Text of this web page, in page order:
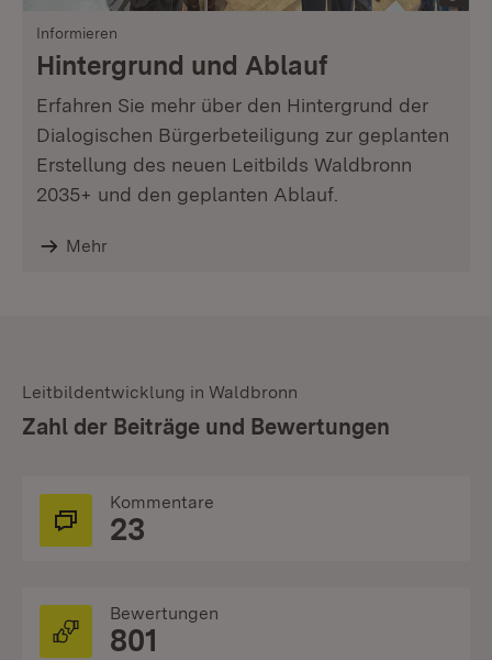
Informieren
Hintergrund und Ablauf
Erfahren Sie mehr über den Hintergrund der
Dialogischen Bürgerbeteiligung zur geplanten
Erstellung des neuen Leitbilds Waldbronn
2035+ und den geplanten Ablauf.
Mehr
Leitbildentwicklung in Waldbronn
Zahl der Beiträge und Bewertungen
Kommentare
23
Bewertungen
801